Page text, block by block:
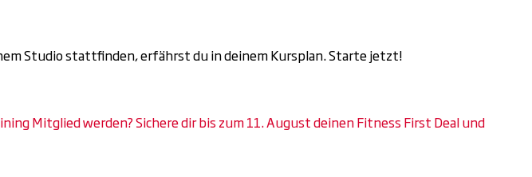
Studio stattfinden, erfährst du in deinem Kursplan. Starte jetzt!
Mitglied werden? Sichere dir bis zum 11. August deinen Fitness First Deal und